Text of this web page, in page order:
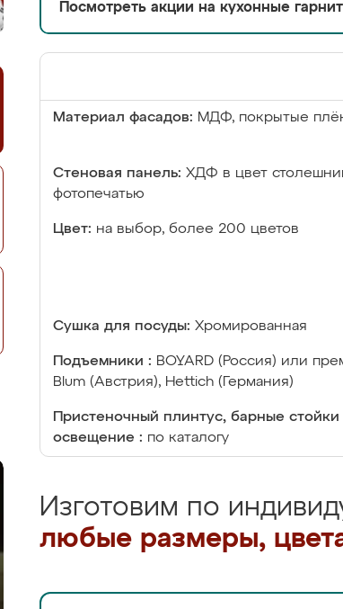
Посмотреть акции на кухонные
Материал фасадов: МДФ, покрытые
Стеновая панель: ХДФ в цвет
фотопечатью
Цвет: на выбор, более 200 цветов
Сушка для посуды: Хромированная
Подъемники : BOYARD (Россия) или
Blum (Австрия), Hettich (Германия)
Пристеночный плинтус, барные стойки
освещение : по каталогу
Изготовим по
любые размеры,